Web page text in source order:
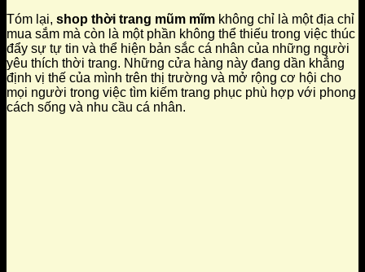
Tóm lại, shop thời trang mũm mĩm không chỉ là một địa chỉ
mua sắm mà còn là một phần không thể thiếu trong việc thúc
đẩy sự tự tin và thể hiện bản sắc cá nhân của những người
yêu thích thời trang. Những cửa hàng này đang dần khẳng
định vị thế của mình trên thị trường và mở rộng cơ hội cho
mọi người trong việc tìm kiếm trang phục phù hợp với phong
cách sống và nhu cầu cá nhân.